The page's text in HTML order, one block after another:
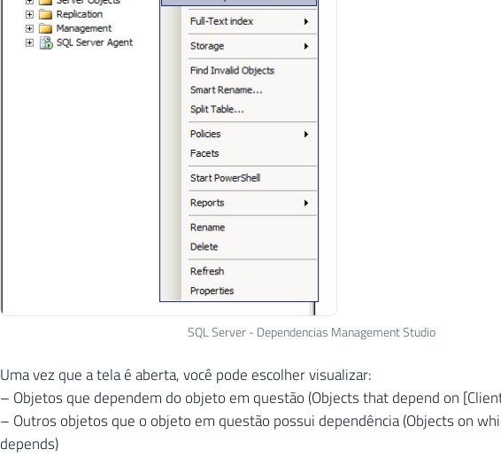
SQL Server - Dependencias Management Studio
Uma vez que a tela é aberta, você pode escolher visualizar:
– Objetos que dependem do objeto em questão (Objects that depend on
– Outros objetos que o objeto em questão possui dependência (Objects on
depends)